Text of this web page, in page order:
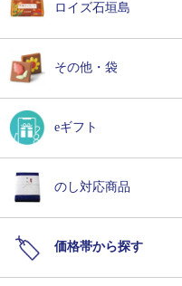
ロイズ石垣島
その他・袋
eギフト
のし対応商品
価格帯から探す